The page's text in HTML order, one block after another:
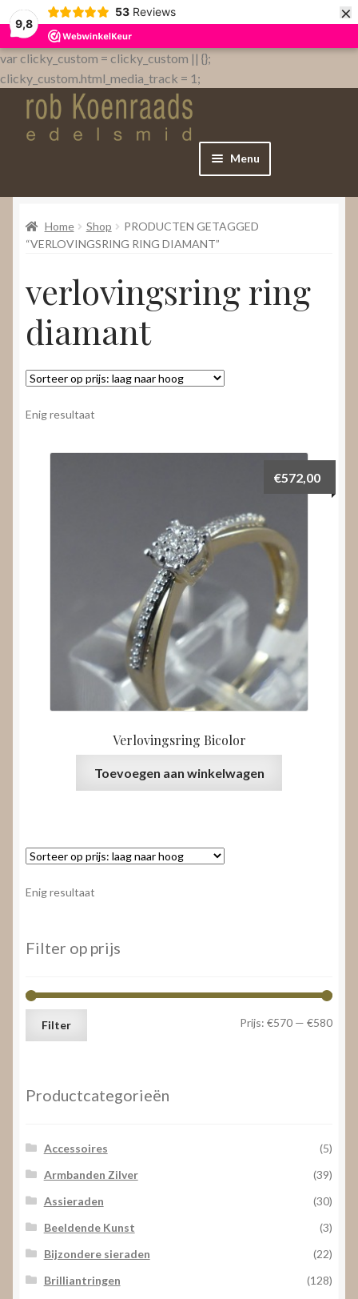
9,8
53 Reviews ×
var clicky_custom = clicky_custom || {};
clicky_custom.html_media_track = 1;
Menu
Home
WebShop
Contact
Nieuws
Video’s
Home Shop
PRODUCTEN GETAGGED
“VERLOVINGSRING RING DIAMANT”
verlovingsring ring
diamant
Enig resultaat
Verlovingsring Bicolor
€572,00
Toevoegen aan winkelwagen
Enig resultaat
Filter op prijs
Min.
Max.
Filter Prijs: €570 — €580
Productcategorieën
Accessoires
(5)
Armbanden Zilver
(39)
Assieraden
(30)
Beeldende Kunst
(3)
Bijzondere sieraden
(22)
Brilliantringen
(128)